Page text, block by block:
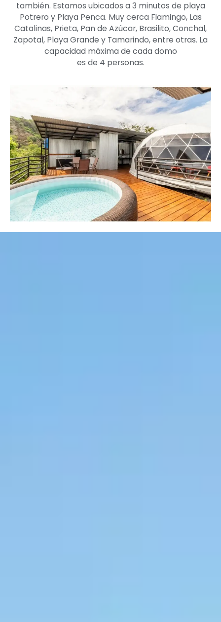
también. Estamos ubicados a 3 minutos de playa
Potrero y Playa Penca. Muy cerca Flamingo, Las
Catalinas, Prieta, Pan de Azúcar, Brasilito, Conchal,
Zapotal, Playa Grande y Tamarindo, entre otras. La
capacidad máxima de cada domo
es de 4 personas.